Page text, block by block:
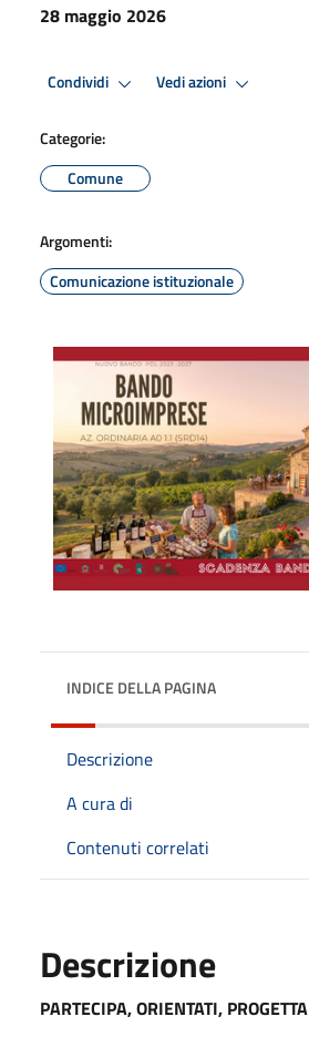
28 maggio 2026
Condividi Vedi azioni
Categorie:
Comune
Argomenti:
Comunicazione istituzionale
INDICE DELLA PAGINA
Descrizione
A cura di
Contenuti correlati
Descrizione
PARTECIPA, ORIENTATI, PROGETTA